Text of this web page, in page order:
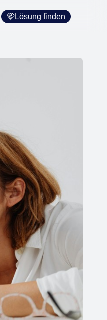
Lösung finden